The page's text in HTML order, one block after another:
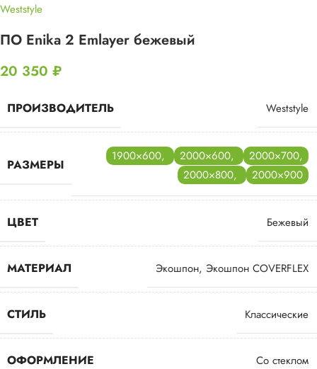
Weststyle
ПО Enika 2 Emlayer бежевый
20 350 ₽
ПРОИЗВОДИТЕЛЬ Weststyle
РАЗМЕРЫ
1900×600, 2000×600, 2000×700,
2000×800, 2000×900
ЦВЕТ Бежевый
МАТЕРИАЛ Экошпон, Экошпон COVERFLEX
СТИЛЬ Классические
ОФОРМЛЕНИЕ Со стеклом